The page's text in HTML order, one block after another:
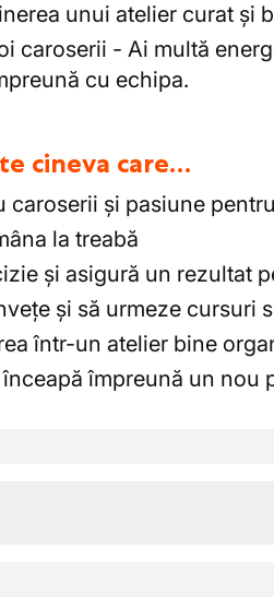
unui atelier curat și
caroserii - Ai multă
cu echipa.
cineva care…
caroserii și pasiune
la treabă
și asigură un rezultat
și să urmeze cursuri
într-un atelier bine
împreună un nou